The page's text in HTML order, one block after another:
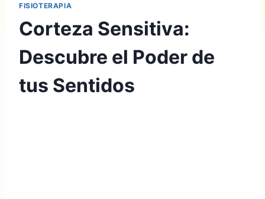
FISIOTERAPIA
Corteza Sensitiva:
Descubre el Poder de
tus Sentidos